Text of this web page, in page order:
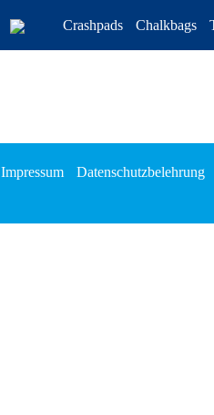
Crashpads Chalkbags
Impressum
Datenschutzbelehrung